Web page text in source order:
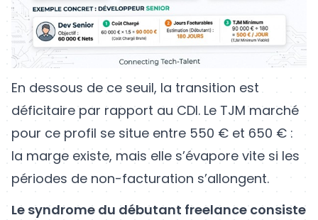
En dessous de ce seuil, la transition est
déficitaire par rapport au CDI. Le TJM marché
pour ce profil se situe entre 550 € et 650 € :
la marge existe, mais elle s’évapore vite si les
périodes de non-facturation s’allongent.
Le syndrome du débutant freelance consiste